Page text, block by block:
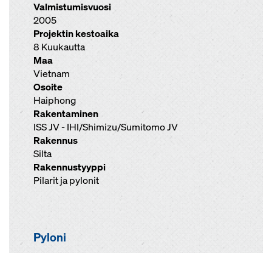
Valmistumisvuosi
2005
Projektin kestoaika
8 Kuukautta
Maa
Vietnam
Osoite
Haiphong
Rakentaminen
ISS JV - IHI/Shimizu/Sumitomo JV
Rakennus
Silta
Rakennustyyppi
Pilarit ja pylonit
Pyloni